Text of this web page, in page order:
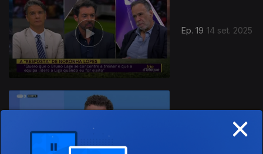
Ep. 19 14 set. 2025
×